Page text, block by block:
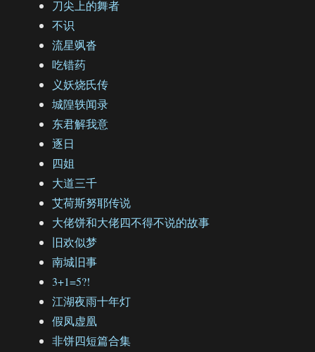
刀尖上的舞者
不识
流星飒沓
吃错药
义妖烧氏传
城隍轶闻录
东君解我意
逐日
四姐
大道三千
艾荷斯努耶传说
大佬饼和大佬四不得不说的故事
旧欢似梦
南城旧事
3+1=5?!
江湖夜雨十年灯
假凤虚凰
非饼四短篇合集